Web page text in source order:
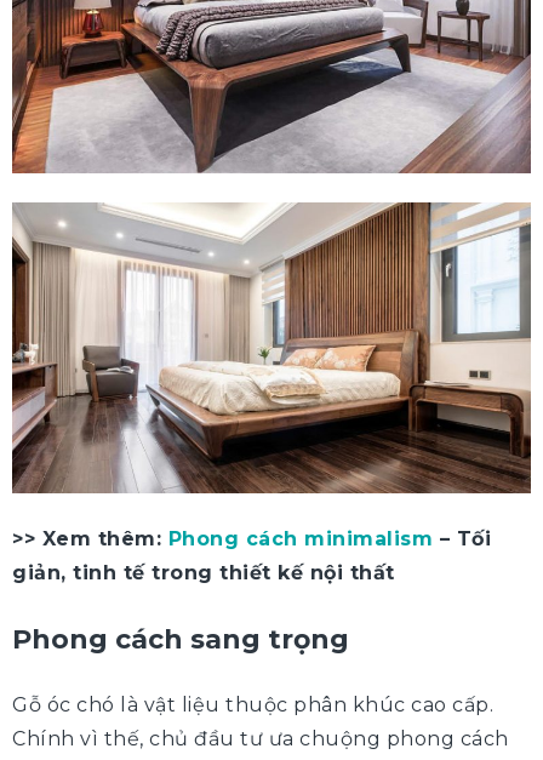
>> Xem thêm: Phong cách minimalism – Tối
giản, tinh tế trong thiết kế nội thất
Phong cách sang trọng
Gỗ óc chó là vật liệu thuộc phân khúc cao cấp.
Chính vì thế, chủ đầu tư ưa chuộng phong cách